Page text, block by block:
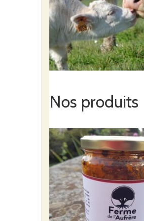
Commander
vendredi
14
La
Maisdon
Commande ouverte du
au mercredi 12 août à
Commander
vendredi
14
Pain
Vignoble
Nos produits